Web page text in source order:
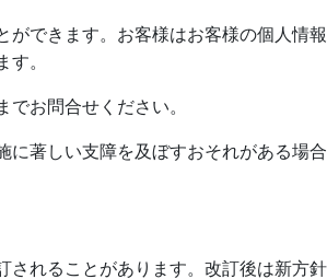
できます。お客様はお客様の個人情
。
お問合せください。
著しい支障を及ぼすおそれがある場
れることがあります。改訂後は新方